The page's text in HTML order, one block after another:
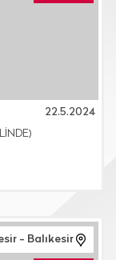
22.5.2024
- Balıkesir